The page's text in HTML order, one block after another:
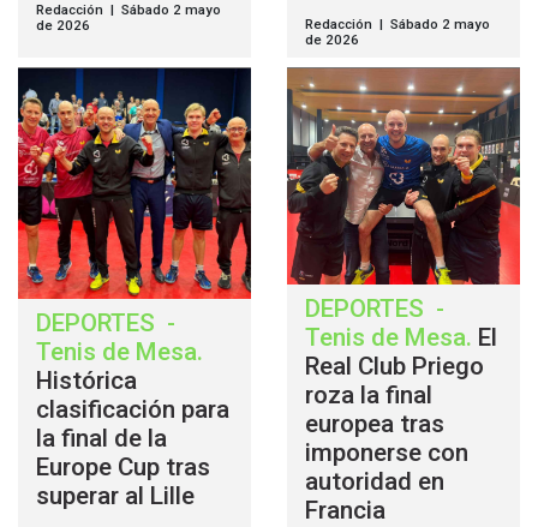
Redacción | Sábado 2 mayo
de 2026
Redacción | Sábado 2 mayo
de 2026
DEPORTES -
Tenis de Mesa.
Histórica
clasificación para
la final de la
Europe Cup tras
superar al Lille
DEPORTES -
Tenis de Mesa. El
Real Club Priego
roza la final
europea tras
imponerse con
autoridad en
Francia